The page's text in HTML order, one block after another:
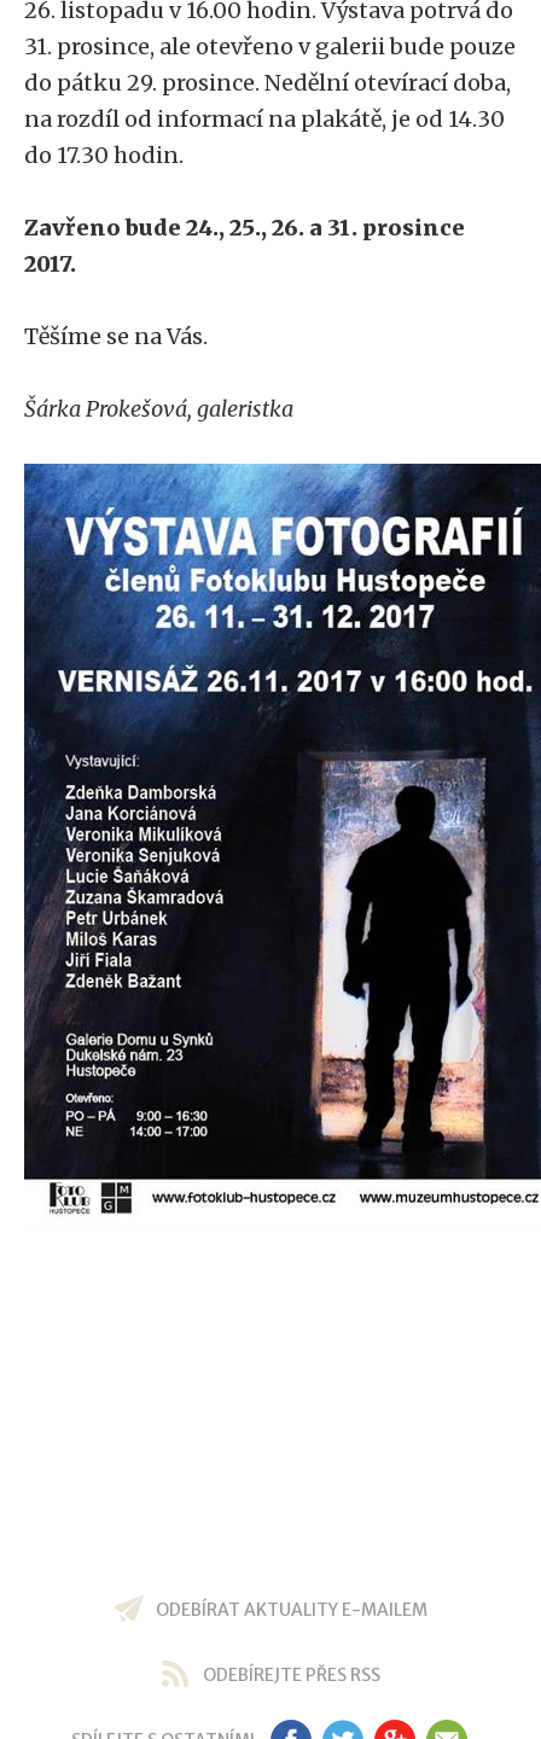
26. listopadu v 16.00 hodin. Výstava potrvá do
31. prosince, ale otevřeno v galerii bude pouze
do pátku 29. prosince. Nedělní otevírací doba,
na rozdíl od informací na plakátě, je od 14.30
do 17.30 hodin.
Zavřeno bude 24., 25., 26. a 31. prosince
2017.
Těšíme se na Vás.
Šárka Prokešová, galeristka
ODEBÍRAT AKTUALITY E-MAILEM
ODEBÍREJTE PŘES RSS